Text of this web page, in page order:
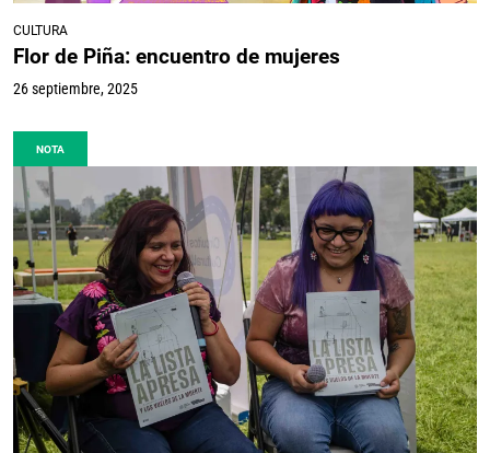
CULTURA
Flor de Piña: encuentro de mujeres
26 septiembre, 2025
NOTA